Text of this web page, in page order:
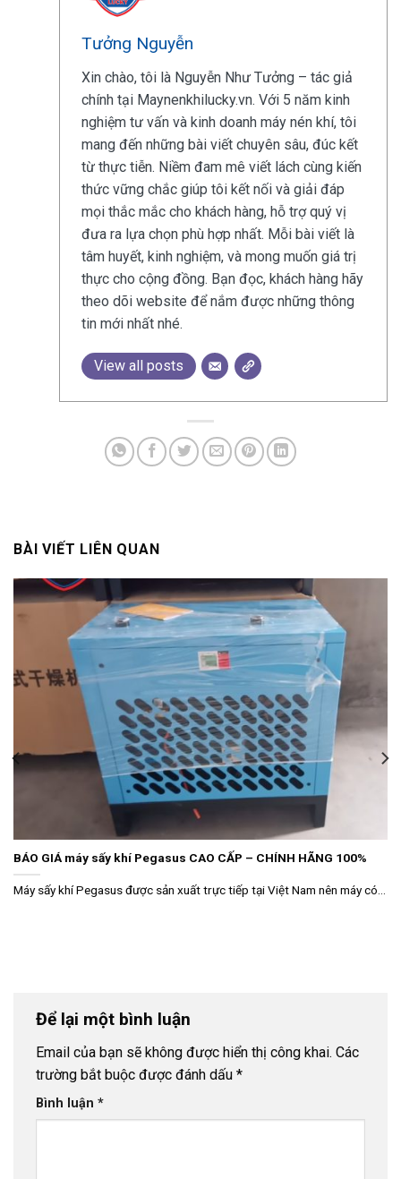
Tưởng Nguyễn
Xin chào, tôi là Nguyễn Như Tưởng – tác giả
chính tại Maynenkhilucky.vn. Với 5 năm kinh
nghiệm tư vấn và kinh doanh máy nén khí, tôi
mang đến những bài viết chuyên sâu, đúc kết
từ thực tiễn. Niềm đam mê viết lách cùng kiến
thức vững chắc giúp tôi kết nối và giải đáp
mọi thắc mắc cho khách hàng, hỗ trợ quý vị
đưa ra lựa chọn phù hợp nhất. Mỗi bài viết là
tâm huyết, kinh nghiệm, và mong muốn giá trị
thực cho cộng đồng. Bạn đọc, khách hàng hãy
theo dõi website để nắm được những thông
tin mới nhất nhé.
View all posts
BÀI VIẾT LIÊN QUAN
BÁO GIÁ máy sấy khí Pegasus CAO CẤP – CHÍNH HÃNG 100%
Máy sấy khí Pegasus được sản xuất trực tiếp tại Việt Nam nên máy có...
Để lại một bình luận
Email của bạn sẽ không được hiển thị công khai. Các
trường bắt buộc được đánh dấu *
Bình luận *